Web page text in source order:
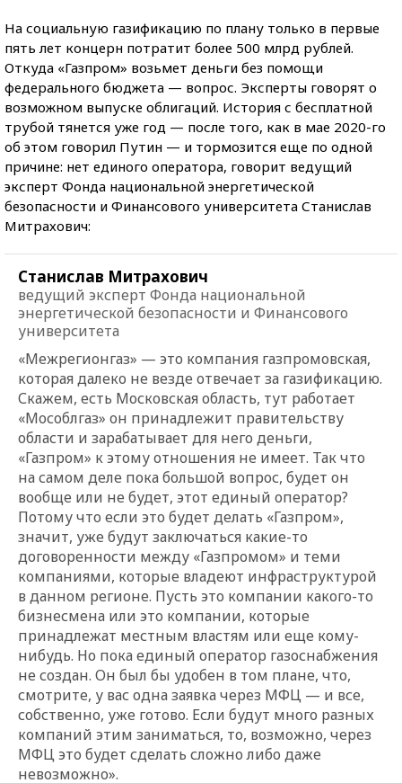
На социальную газификацию по плану только в первые
пять лет концерн потратит более 500 млрд рублей.
Откуда «Газпром» возьмет деньги без помощи
федерального бюджета — вопрос. Эксперты говорят о
возможном выпуске облигаций. История с бесплатной
трубой тянется уже год — после того, как в мае 2020-го
об этом говорил Путин — и тормозится еще по одной
причине: нет единого оператора, говорит ведущий
эксперт Фонда национальной энергетической
безопасности и Финансового университета Станислав
Митрахович:
Станислав Митрахович
ведущий эксперт Фонда национальной
энергетической безопасности и Финансового
университета
«Межрегионгаз» — это компания газпромовская,
которая далеко не везде отвечает за газификацию.
Скажем, есть Московская область, тут работает
«Мособлгаз» он принадлежит правительству
области и зарабатывает для него деньги,
«Газпром» к этому отношения не имеет. Так что
на самом деле пока большой вопрос, будет он
вообще или не будет, этот единый оператор?
Потому что если это будет делать «Газпром»,
значит, уже будут заключаться какие-то
договоренности между «Газпромом» и теми
компаниями, которые владеют инфраструктурой
в данном регионе. Пусть это компании какого-то
бизнесмена или это компании, которые
принадлежат местным властям или еще кому-
нибудь. Но пока единый оператор газоснабжения
не создан. Он был бы удобен в том плане, что,
смотрите, у вас одна заявка через МФЦ — и все,
собственно, уже готово. Если будут много разных
компаний этим заниматься, то, возможно, через
МФЦ это будет сделать сложно либо даже
невозможно».